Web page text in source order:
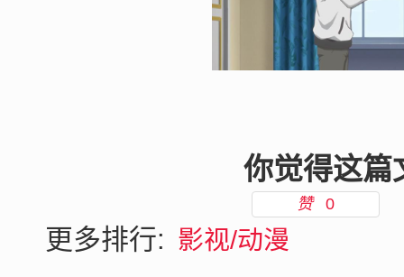
你觉得这篇
赞 0
更多排行: 影视/动漫